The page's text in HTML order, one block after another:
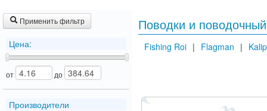
Применить фильтр
Цена:
от до
Производители
Поводки и
Fishing Roi | Flagman |